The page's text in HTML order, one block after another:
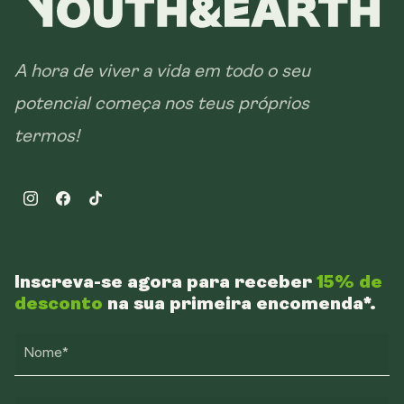
A hora de viver a vida em todo o seu
potencial começa nos teus próprios
termos!
InstagramFacebookTikTok
Inscreva-se agora para receber 15% de
desconto na sua primeira encomenda*.
Nome*